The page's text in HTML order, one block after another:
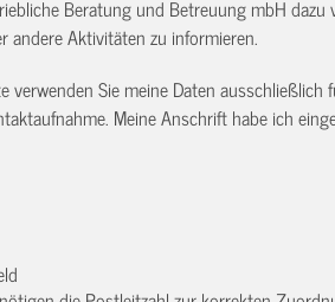
Beratung und Betreuung mbH
andere Aktivitäten zu informieren.
verwenden Sie meine Daten
Meine Anschrift habe ich